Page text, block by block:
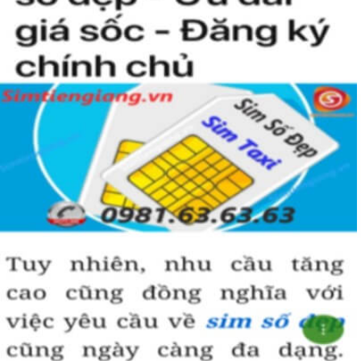
Simtiengiang.vn.
Sim Tiền Giang là đơn vị cung cấp sim số đẹp lục quý 9, sim giá rẻ
uy tín chất lượng.
Chọn mua sim số đẹp thường mất nhiều thời gian ở khoản lựa số,
một số phải vừa đẹp, vừa tốt về phong thủy thì mới là sim hoàn
hảo. Vậy phải làm sao?
- Cách nhanh nhất để chọn mua được sim lục quý 9 là bạn vào
trang chủ của Sim Tiền Giang, chọn mục “Sim giảm giá “ ở ngay
đầu trang chủ. Đây là danh sách sim được đại lý giảm giá vì một số
lý do nên bạn có thể chọn mua được số đẹp lại có giá cực rẻ nữa.
Ngoài ra quý khách chưa ưng ý về sim luc quy 9 có cũng thể tham
khảo thêm Sim Vinaphone,Sim Gmobile, Sim Lục Quý,Sim Năm
Sinh..